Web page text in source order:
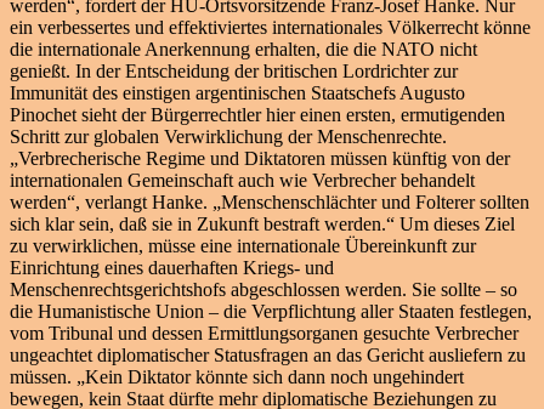
werden“, fordert der HU-Ortsvorsitzende Franz-Josef Hanke. Nur
ein verbessertes und effektiviertes internationales Völkerrecht könne
die internationale Anerkennung erhalten, die die NATO nicht
genießt. In der Entscheidung der britischen Lordrichter zur
Immunität des einstigen argentinischen Staatschefs Augusto
Pinochet sieht der Bürgerrechtler hier einen ersten, ermutigenden
Schritt zur globalen Verwirklichung der Menschenrechte.
„Verbrecherische Regime und Diktatoren müssen künftig von der
internationalen Gemeinschaft auch wie Verbrecher behandelt
werden“, verlangt Hanke. „Menschenschlächter und Folterer sollten
sich klar sein, daß sie in Zukunft bestraft werden.“ Um dieses Ziel
zu verwirklichen, müsse eine internationale Übereinkunft zur
Einrichtung eines dauerhaften Kriegs- und
Menschenrechtsgerichtshofs abgeschlossen werden. Sie sollte – so
die Humanistische Union – die Verpflichtung aller Staaten festlegen,
vom Tribunal und dessen Ermittlungsorganen gesuchte Verbrecher
ungeachtet diplomatischer Statusfragen an das Gericht ausliefern zu
müssen. „Kein Diktator könnte sich dann noch ungehindert
bewegen, kein Staat dürfte mehr diplomatische Beziehungen zu